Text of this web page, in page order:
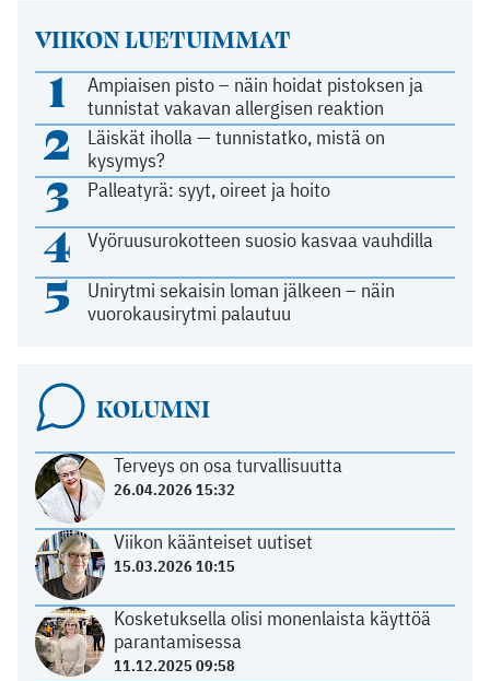
VIIKON LUETUIMMAT
1
Ampiaisen pisto – näin hoidat pistoksen ja
tunnistat vakavan allergisen reaktion
2
Läiskät iholla — tunnistatko, mistä on
kysymys?
3 Palleatyrä: syyt, oireet ja hoito
4 Vyöruusurokotteen suosio kasvaa vauhdilla
5
Unirytmi sekaisin loman jälkeen – näin
vuorokausirytmi palautuu
KOLUMNI
Terveys on osa turvallisuutta
26.04.2026 15:32
Viikon käänteiset uutiset
15.03.2026 10:15
Kosketuksella olisi monenlaista käyttöä
parantamisessa
11.12.2025 09:58